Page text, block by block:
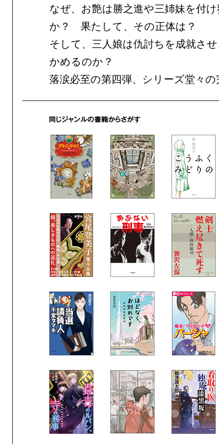
なぜ、お艶は勝之進や三姉妹を付
か？ 果たして、その正体は？
そして、三人娘は仇討ちを成就さ
かめるのか？
落涙必至の第四弾、シリーズ堂々の